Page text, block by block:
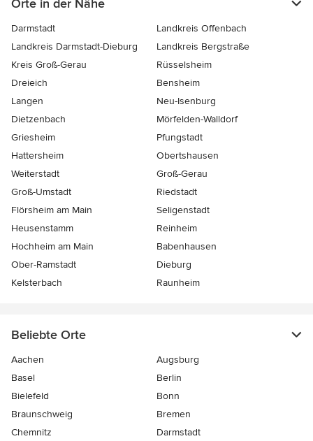
Orte in der Nähe
Darmstadt
Landkreis Offenbach
Landkreis Darmstadt-Dieburg
Landkreis Bergstraße
Kreis Groß-Gerau
Rüsselsheim
Dreieich
Bensheim
Langen
Neu-Isenburg
Dietzenbach
Mörfelden-Walldorf
Griesheim
Pfungstadt
Hattersheim
Obertshausen
Weiterstadt
Groß-Gerau
Groß-Umstadt
Riedstadt
Flörsheim am Main
Seligenstadt
Heusenstamm
Reinheim
Hochheim am Main
Babenhausen
Ober-Ramstadt
Dieburg
Kelsterbach
Raunheim
Beliebte Orte
Aachen
Augsburg
Basel
Berlin
Bielefeld
Bonn
Braunschweig
Bremen
Chemnitz
Darmstadt